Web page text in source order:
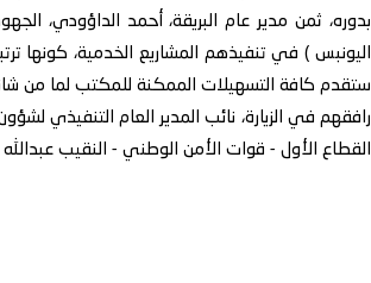
بدوره، ثمن مدير عام البريقة، أحمد الداؤودي،
اليونبس ) في تنفيذهم المشاريع الخدمية، كونها
ستقدم كافة التسهيلات الممكنة للمكتب لما من شانه
رافقهم في الزيارة، نائب المدير العام التنفيذي
القطاع الأول - قوات الأمن الوطني - النقيب